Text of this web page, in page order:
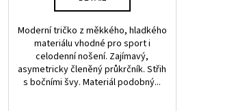
Moderní tričko z měkkého, hladkého
materiálu vhodné pro sport i
celodenní nošení. Zajímavý,
asymetricky členěný průkrčník. Střih
s bočními švy. Materiál podobný...